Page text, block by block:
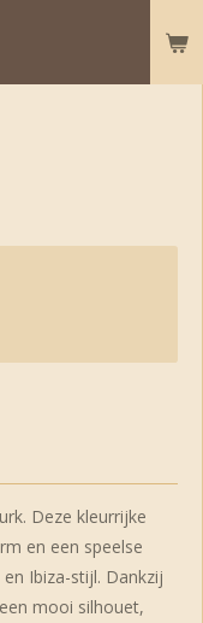
Deze kleurrijke
en een speelse
Ibiza-stijl. Dankzij
mooi silhouet,